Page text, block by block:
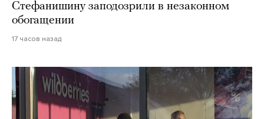
Стефанишину заподозрили в незаконном
обогащении
17 часов назад